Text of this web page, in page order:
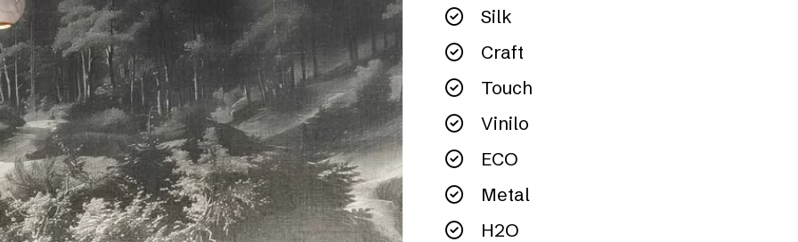
Silk
Craft
Touch
Vinilo
ECO
Metal
H2O